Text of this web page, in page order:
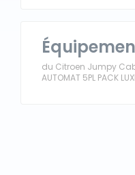
du Citroen Jumpy
AUTOMAT 5PL PACK